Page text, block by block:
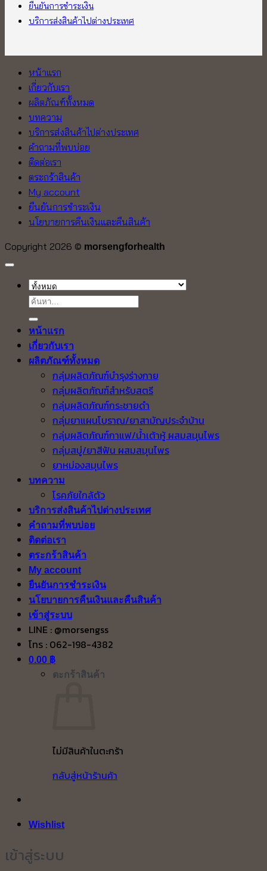
ยืนยันการชำระเงิน
บริการส่งสินค้าไปต่างประเทศ
หน้าแรก
เกี่ยวกับเรา
ผลิตภัณฑ์ทั้งหมด
บทความ
บริการส่งสินค้าไปต่างประเทศ
คำถามที่พบบ่อย
ติดต่อเรา
ตระกร้าสินค้า
My account
ยืนยันการชำระเงิน
นโยบายการคืนเงินและคืนสินค้า
Copyright 2026 © morsengforhealth
ค้นหา:
หน้าแรก
เกี่ยวกับเรา
ผลิตภัณฑ์ทั้งหมด
กลุ่มผลิตภัณฑ์บำรุงร่างกาย
กลุ่มผลิตภัณฑ์สำหรับสตรี
กลุ่มผลิตภัณฑ์กระชายดำ
กลุ่มยาแผนโบราณ/ยาสามัญประจำบ้าน
กลุ่มผลิตภัณฑ์กาแฟ/น้ำเต้าหู้ ผสมสมุนไพร
กลุ่มสบู่/ยาสีฟัน ผสมสมุนไพร
ยาหม่องสมุนไพร
บทความ
โรคภัยใกล้ตัว
บริการส่งสินค้าไปต่างประเทศ
คำถามที่พบบ่อย
ติดต่อเรา
ตระกร้าสินค้า
My account
ยืนยันการชำระเงิน
นโยบายการคืนเงินและคืนสินค้า
เข้าสู่ระบบ
LINE : @morsengss
โทร : 062-198-4382
0.00 ฿
ตะกร้าสินค้า
ไม่มีสินค้าในตะกร้า
กลับสู่หน้าร้านค้า
Wishlist
เข้าสู่ระบบ